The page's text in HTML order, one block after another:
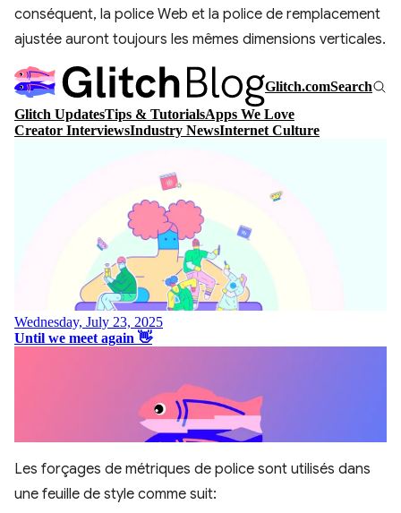
conséquent, la police Web et la police de remplacement
ajustée auront toujours les mêmes dimensions verticales.
Les forçages de métriques de police sont utilisés dans
une feuille de style comme suit: